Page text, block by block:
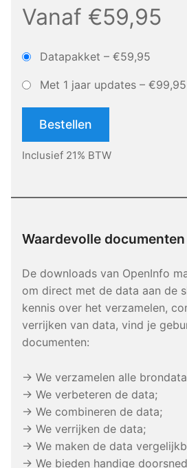
Vanaf €59,95
Datapakket – €59,95
Met 1 jaar updates – €99,95
Bestellen
Inclusief 21% BTW
Waardevolle documenten
De downloads van OpenInfo
om direct met de data aan de
kennis over het verzamelen,
verrijken van data, vind je
documenten:
→ We verzamelen alle
→ We verbeteren de data;
→ We combineren de data;
→ We verrijken de data;
→ We maken de data
→ We bieden handige